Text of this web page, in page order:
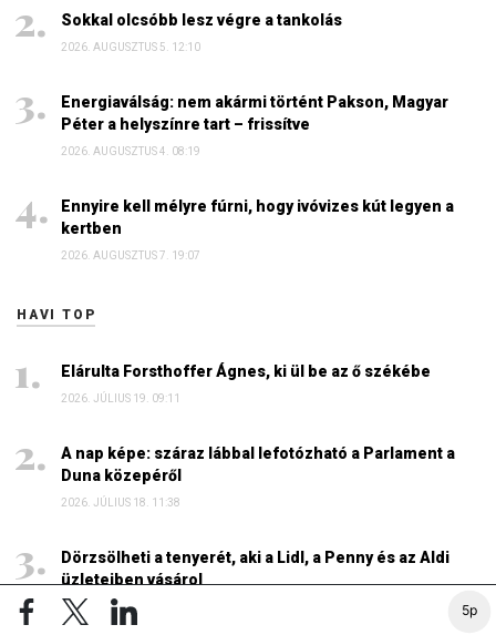
5p
Sokkal olcsóbb lesz végre a tankolás
2026. AUGUSZTUS 5. 12:10
Energiaválság: nem akármi történt Pakson, Magyar
Péter a helyszínre tart – frissítve
2026. AUGUSZTUS 4. 08:19
Ennyire kell mélyre fúrni, hogy ivóvizes kút legyen a
kertben
2026. AUGUSZTUS 7. 19:07
HAVI TOP
Elárulta Forsthoffer Ágnes, ki ül be az ő székébe
2026. JÚLIUS 19. 09:11
A nap képe: száraz lábbal lefotózható a Parlament a
Duna közepéről
2026. JÚLIUS 18. 11:38
Dörzsölheti a tenyerét, aki a Lidl, a Penny és az Aldi
üzleteiben vásárol
2026. AUGUSZTUS 3. 05:51